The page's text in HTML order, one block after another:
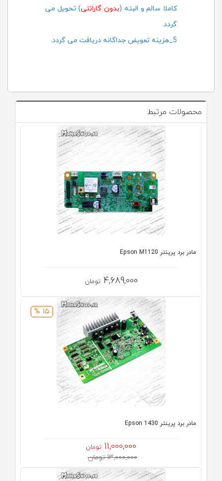
کاملا سالم و البته (بدون گارانتی) تحویل می
گردد.
5_هزینه تعویض جداگانه دریافت می گردد.
محصولات مرتبط
مادر برد پرینتر Epson M1120
4,689,000 تومان
15 %
مادر برد پرینتر Epson 1430
11,000,000 تومان
13,000,000 تومان